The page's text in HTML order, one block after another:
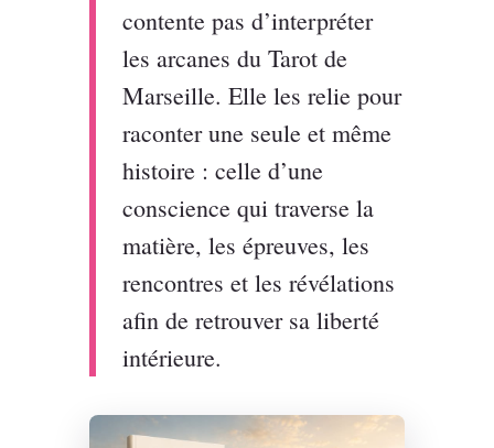
contente pas d’interpréter
les arcanes du Tarot de
Marseille. Elle les relie pour
raconter une seule et même
histoire : celle d’une
conscience qui traverse la
matière, les épreuves, les
rencontres et les révélations
afin de retrouver sa liberté
intérieure.